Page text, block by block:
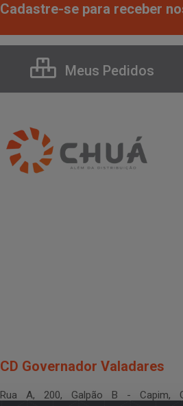
Cadastre-se para receber
Meus Pedidos
CD Governador Valadares
Rua A, 200, Galpão B - Capim,